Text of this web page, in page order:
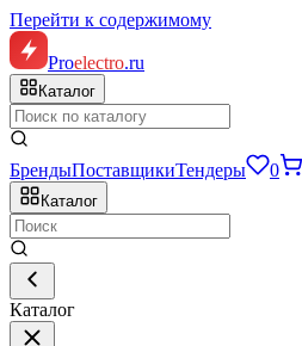
Перейти к содержимому
Proelectro.ru
Каталог
БрендыПоставщикиТендеры 0
Каталог
Каталог